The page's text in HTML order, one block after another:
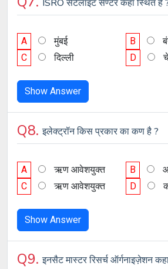
ISRO सेटेलाइट सेण्टर कहा स्थित है
A मुंबई B
C
दिल्ली D
Show Answer
Q8.इलेक्ट्रॉन किस प्रकार का कण है ?
A ऋण आवेशयुक्त B
C
ऋण आवेशयुक्त D
Show Answer
Q9.इनसैट मास्टर रिसर्च ऑर्गनाइज़ेशन